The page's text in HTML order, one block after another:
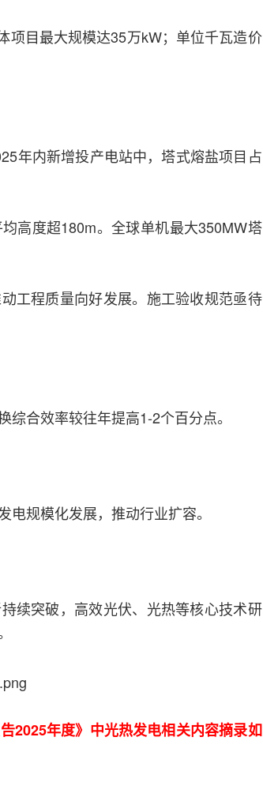
项目最大规模达35万kW；单位千瓦造价
年内新增投产电站中，塔式熔盐项目占
高度超180m。全球单机最大350MW塔
工程质量向好发展。施工验收规范亟待
合效率较往年提高1-2个百分点。
规模化发展，推动行业扩容。
续突破，高效光伏、光热等核心技术研
2025年度》中光热发电相关内容摘录如